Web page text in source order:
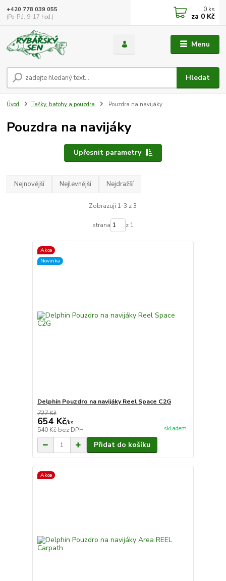
Menu
Hledat
+420 778 039 055
(Po-Pá, 9-17 hod.)
0 ks
za 0 Kč
Úvod Tašky, batohy a pouzdra Pouzdra na navijáky
Pouzdra na navijáky
Upřesnit parametry
Nejnovější Nejlevnější Nejdražší
Zobrazuji 1-3 z 3
strana z 1
Akce
Novinka
Delphin Pouzdro na navijáky Reel Space C2G
727 Kč
654 Kč/ks
540 Kč bez DPH skladem
Přidat do košíku
Akce